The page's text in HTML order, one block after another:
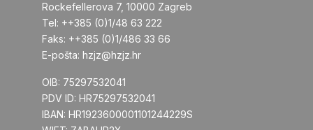
Rockefellerova 7, 10000 Zagreb
Tel: ++385 (0)1/48 63 222
Faks: ++385 (0)1/486 33 66
E-pošta: hzjz@hzjz.hr
OIB: 75297532041
PDV ID: HR75297532041
IBAN: HR1923600001101244229S